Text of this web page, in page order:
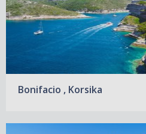
Bonifacio , Korsika